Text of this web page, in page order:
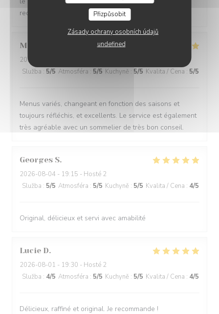
Přizpůsobit
Zásady ochrany osobních údajů
undefined
recommande !
Maelle
2026-08-05
Služba : 5/5 Atmosféra : 5/5 Kuchyně : 5/5 Kvalita / Cena : 5/5
Menus variés, changeant en fonction des saisons et
toujours réfléchis, et excellents. Le service est également
très agréable avec un sommelier de très bon conseil.
Georges S
2026-08-04 - 19:15 - Hosté 2
Služba : 5/5 Atmosféra : 5/5 Kuchyně : 5/5 Kvalita / Cena : 4/5
Original, délicieux et servi avec amabilité
Lucie D
2026-08-01 - 19:30 - Hosté 2
Služba : 4/5 Atmosféra : 5/5 Kuchyně : 5/5 Kvalita / Cena : 4/5
Délicieux, raffiné et original. Je recommande !